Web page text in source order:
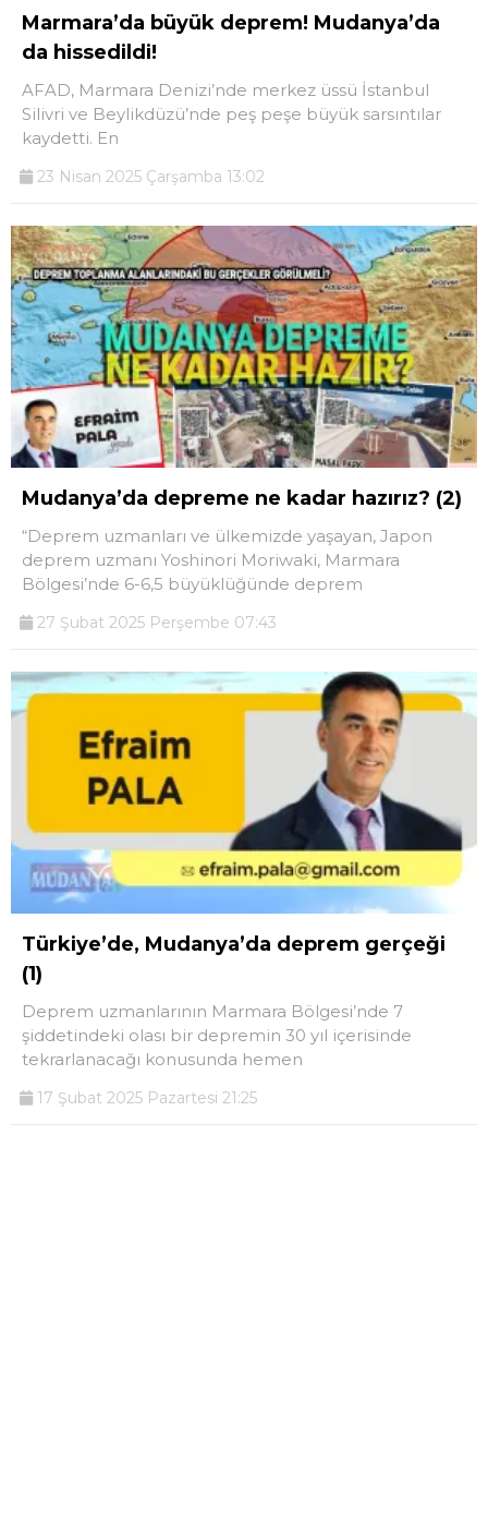
Marmara’da büyük deprem! Mudanya’da
da hissedildi!
AFAD, Marmara Denizi’nde merkez üssü İstanbul
Silivri ve Beylikdüzü’nde peş peşe büyük sarsıntılar
kaydetti. En
23 Nisan 2025 Çarşamba 13:02
Mudanya’da depreme ne kadar hazırız? (2)
“Deprem uzmanları ve ülkemizde yaşayan, Japon
deprem uzmanı Yoshinori Moriwaki, Marmara
Bölgesi’nde 6-6,5 büyüklüğünde deprem
27 Şubat 2025 Perşembe 07:43
Türkiye’de, Mudanya’da deprem gerçeği
(1)
Deprem uzmanlarının Marmara Bölgesi’nde 7
şiddetindeki olası bir depremin 30 yıl içerisinde
tekrarlanacağı konusunda hemen
17 Şubat 2025 Pazartesi 21:25